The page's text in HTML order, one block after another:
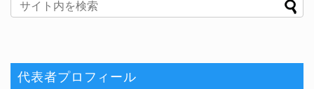
代表者プロフィール